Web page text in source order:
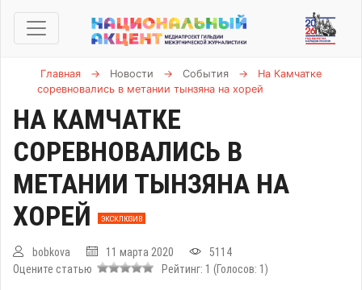
Главная → Новости → События →
На Камчатке
соревновались в метании тынзяна на хорей
НА КАМЧАТКЕ
СОРЕВНОВАЛИСЬ В
МЕТАНИИ ТЫНЗЯНА НА
ХОРЕЙ
ЭКСКЛЮЗИВ
bobkova 11 марта 2020
5114
Оцените статью
Рейтинг: 1 (Голосов: 1 )